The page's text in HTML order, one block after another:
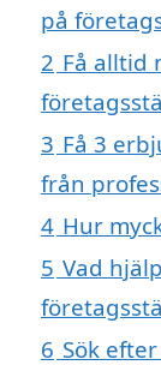
på
2 Få alltid
3 Få 3
från
4 Hur
5 Vad
6 Sök